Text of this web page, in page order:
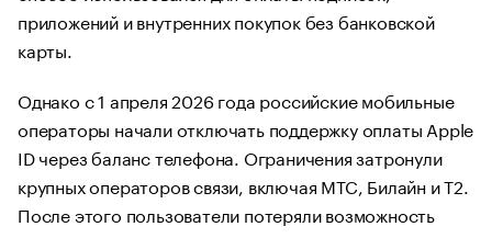
приложений и внутренних покупок без банковской
карты.
Однако с 1 апреля 2026 года российские мобильные
операторы начали отключать поддержку оплаты Apple
ID через баланс телефона. Ограничения затронули
крупных операторов связи, включая МТС, Билайн и T2.
После этого пользователи потеряли возможность